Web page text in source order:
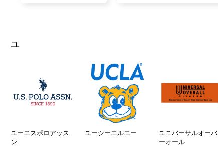
ユ
ユーエスポロアッス
ン
ユーシーエルエー
ユニバーサルオーバ
ーオール